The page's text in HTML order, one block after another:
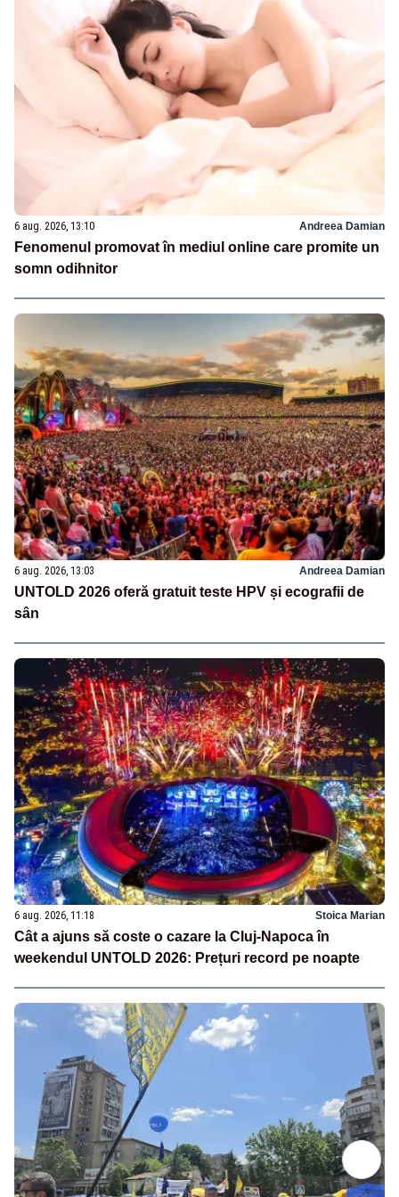
6 aug. 2026, 13:10 Andreea Damian
Fenomenul promovat în mediul online care promite un
somn odihnitor
6 aug. 2026, 13:03 Andreea Damian
UNTOLD 2026 oferă gratuit teste HPV și ecografii de
sân
6 aug. 2026, 11:18 Stoica Marian
Cât a ajuns să coste o cazare la Cluj-Napoca în
weekendul UNTOLD 2026: Prețuri record pe noapte